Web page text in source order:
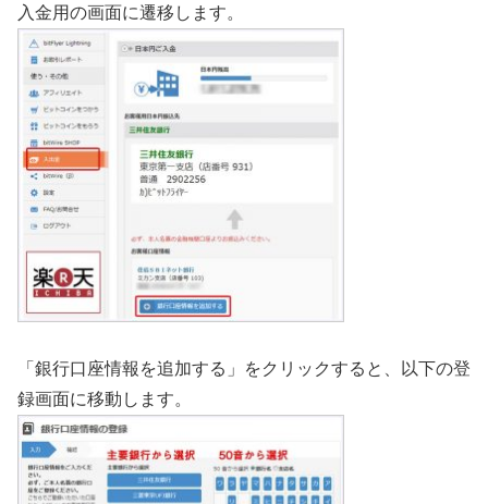
入金用の画面に遷移します。
「銀行口座情報を追加する」をクリックすると、以下の登
録画面に移動します。